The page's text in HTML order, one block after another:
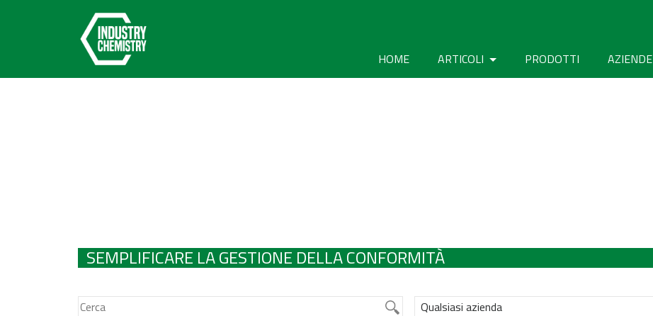
HOME ARTICOLI PRODOTTI AZIENDE
SEMPLIFICARE LA GESTIONE DELLA CONFORMITÀ
Qualsiasi azienda